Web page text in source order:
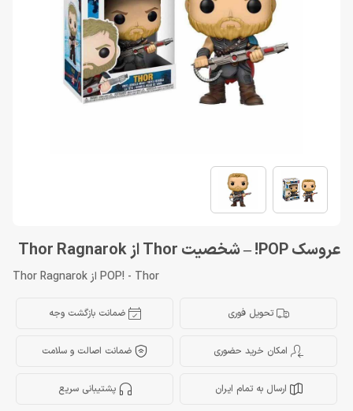
عروسک POP! – شخصیت Thor از Thor Ragnarok
POP! - Thor از Thor Ragnarok
تحویل فوری ضمانت بازگشت وجه
امکان خرید حضوری ضمانت اصالت و سلامت
ارسال به تمام ایران پشتیبانی سریع